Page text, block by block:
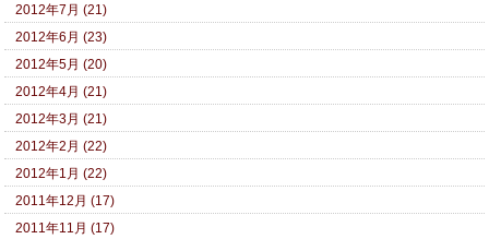
2012年7月 (21)
2012年6月 (23)
2012年5月 (20)
2012年4月 (21)
2012年3月 (21)
2012年2月 (22)
2012年1月 (22)
2011年12月 (17)
2011年11月 (17)